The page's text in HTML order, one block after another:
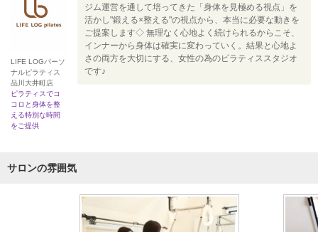
LIFE LOGパーソ
ナルピラティス
品川大井町店
ピラティスでコ
コロと身体を整
える特別な時間
をご提供
ジム運営を通して培ってきた「身体を見極める視点」を
活かし"鍛える×整える"の視点から、本当に必要な動きを
ご提案します◇ 無理なく心地よく続けられるからこそ、
インナーから身体は確実に変わっていく。結果と心地よ
さの両方を大切にする、女性の為のピラティススタジオ
です♪
サロンの雰囲気